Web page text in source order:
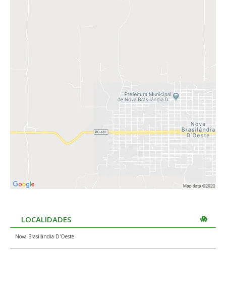
LOCALIDADES
Nova Brasilândia D'Oeste